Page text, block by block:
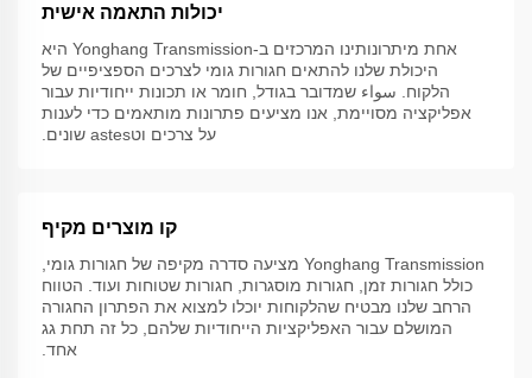
יכולות התאמה אישית
אחת מיתרונותינו המרכזים ב-Yonghang Transmission היא
היכולת שלנו להתאים חגורות גומי לצרכים הספציפיים של
הלקוח. سواء שמדובר בגודל, חומר או תכונות ייחודיות עבור
אפליקציה מסויימת, אנו מציעים פתרונות מותאמים כדי לענות
על צרכים וטastes שונים.
קו מוצרים מקיף
Yonghang Transmission מציעה סדרה מקיפה של חגורות גומי,
כולל חגורות זמן, חגורות מוסגרות, חגורות שטוחות ועוד. הטווח
הרחב שלנו מבטיח שהלקוחות יוכלו למצוא את הפתרון החגורה
המושלם עבור האפליקציות הייחודיות שלהם, כל זה תחת גג
אחד.